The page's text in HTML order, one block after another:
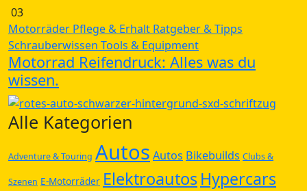
03
Motorräder Pflege & Erhalt Ratgeber & Tipps
Schrauberwissen Tools & Equipment
Motorrad Reifendruck: Alles was du
wissen.
Alle Kategorien
Adventure & Touring Autos Autos Bikebuilds Clubs &
Szenen E-Motorräder ElektroautosHypercars